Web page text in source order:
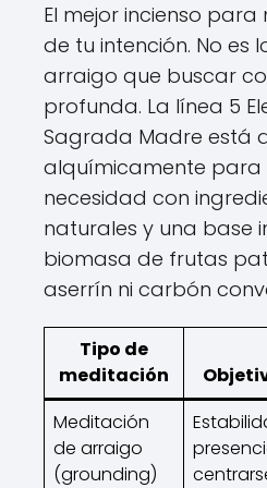
El mejor incienso
de tu intención. No es
arraigo que buscar
profunda. La línea 5
Sagrada Madre está
alquímicamente
necesidad con
naturales y una base
biomasa de frutas
aserrín ni carbón
Tipo de
meditación
Meditación
de arraigo
(grounding)